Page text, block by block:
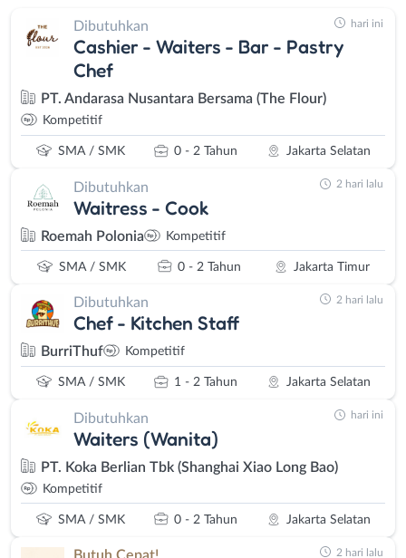
Dibutuhkan
Cashier - Waiters - Bar - Pastry
Chef
PT. Andarasa Nusantara Bersama (The Flour)
Kompetitif
SMA / SMK 0 - 2 Tahun Jakarta Selatan
hari ini
Dibutuhkan
Waitress - Cook
Roemah Polonia Kompetitif
SMA / SMK 0 - 2 Tahun Jakarta Timur
2 hari lalu
Dibutuhkan
Chef - Kitchen Staff
BurriThuf Kompetitif
SMA / SMK 1 - 2 Tahun Jakarta Selatan
2 hari lalu
Dibutuhkan
Waiters (Wanita)
PT. Koka Berlian Tbk (Shanghai Xiao Long Bao)
Kompetitif
SMA / SMK 0 - 2 Tahun Jakarta Selatan
hari ini
2 hari lalu